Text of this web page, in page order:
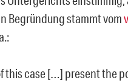
Begründung stammt vom
this case[…] present the